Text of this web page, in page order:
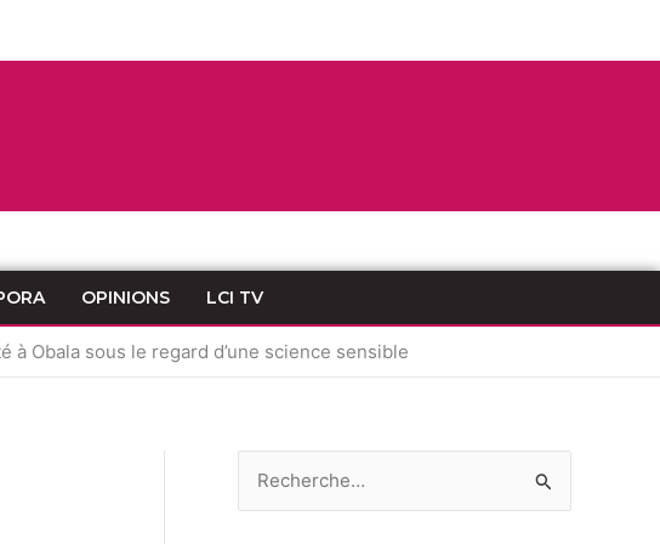
OPINIONS LCI TV
à Obala sous le regard d’une science sensible